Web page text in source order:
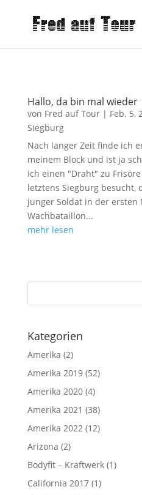
Hallo, da bin mal wieder
von Fred auf Tour| Feb. 5,
Siegburg
Nach langer Zeit finde ich
meinem Block und ist ja
ich einen "Draht" zu
letztens Siegburg besucht,
junger Soldat in der ersten
Wachbataillon...
mehr lesen
Kategorien
Amerika (2)
Amerika 2019(52)
Amerika 2020(4)
Amerika 2021 (38)
Amerika 2022(12)
Arizona (2)
Bodyfit – Kraftwerk(1)
California 2017(1)